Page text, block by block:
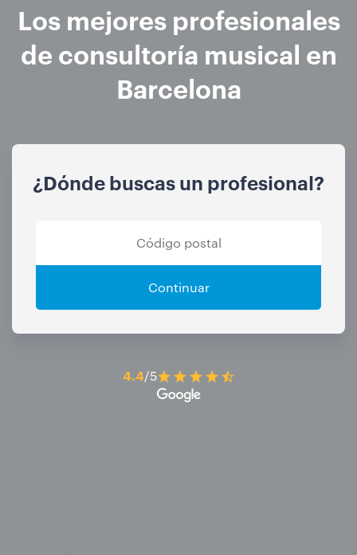
Los mejores profesionales
de consultoría musical en
Barcelona
¿Dónde buscas un profesional?
Continuar
4.4/5